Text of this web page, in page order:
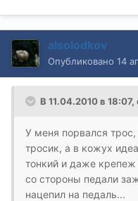
alsolodkov
Опубликовано 14
В 11.04.2010 в
У меня порвался
тросик, а в кожух
тонкий и даже крепеж
со стороны педали
нацепил на педаль...